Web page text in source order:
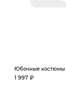
Юбочные костюмы
1 997 ₽